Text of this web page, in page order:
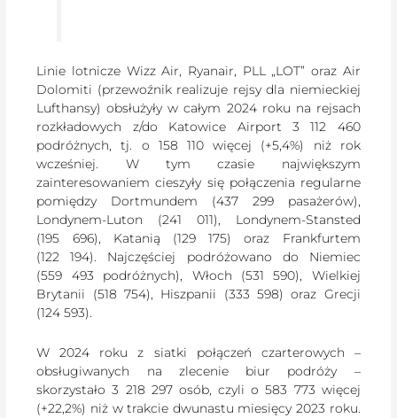
Linie lotnicze Wizz Air, Ryanair, PLL „LOT” oraz Air
Dolomiti (przewoźnik realizuje rejsy dla niemieckiej
Lufthansy) obsłużyły w całym 2024 roku na rejsach
rozkładowych z/do Katowice Airport 3 112 460
podróżnych, tj. o 158 110 więcej (+5,4%) niż rok
wcześniej. W tym czasie największym
zainteresowaniem cieszyły się połączenia regularne
pomiędzy Dortmundem (437 299 pasażerów),
Londynem-Luton (241 011), Londynem-Stansted
(195 696), Katanią (129 175) oraz Frankfurtem
(122 194). Najczęściej podróżowano do Niemiec
(559 493 podróżnych), Włoch (531 590), Wielkiej
Brytanii (518 754), Hiszpanii (333 598) oraz Grecji
(124 593).
W 2024 roku z siatki połączeń czarterowych –
obsługiwanych na zlecenie biur podróży –
skorzystało 3 218 297 osób, czyli o 583 773 więcej
(+22,2%) niż w trakcie dwunastu miesięcy 2023 roku.